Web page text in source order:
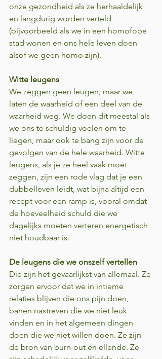
onze gezondheid als ze herhaaldelijk
en langdurig worden verteld
(bijvoorbeeld als we in een homofobe
stad wonen en ons hele leven doen
alsof we geen homo zijn).
Witte leugens
We zeggen geen leugen, maar we
laten de waarheid of een deel van de
waarheid weg. We doen dit meestal als
we ons te schuldig voelen om te
liegen, maar ook te bang zijn voor de
gevolgen van de hele waarheid. Witte
leugens, als je ze heel vaak moet
zeggen, zijn een rode vlag dat je een
dubbelleven leidt, wat bijna altijd een
recept voor een ramp is, vooral omdat
de hoeveelheid schuld die we
dagelijks moeten verteren energetisch
niet houdbaar is.
De leugens die we onszelf vertellen
Die zijn het gevaarlijkst van allemaal. Ze
zorgen ervoor dat we in intieme
relaties blijven die ons pijn doen,
banen nastreven die we niet leuk
vinden en in het algemeen dingen
doen die we niet willen doen. Ze zijn
de bron van burn-out en ellende. Ze